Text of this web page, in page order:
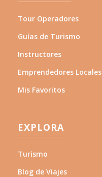
Tour Operadores
Guías de Turismo
Instructores
Emprendedores Locales
Mis Favoritos
EXPLORA
Turismo
Blog de Viajes